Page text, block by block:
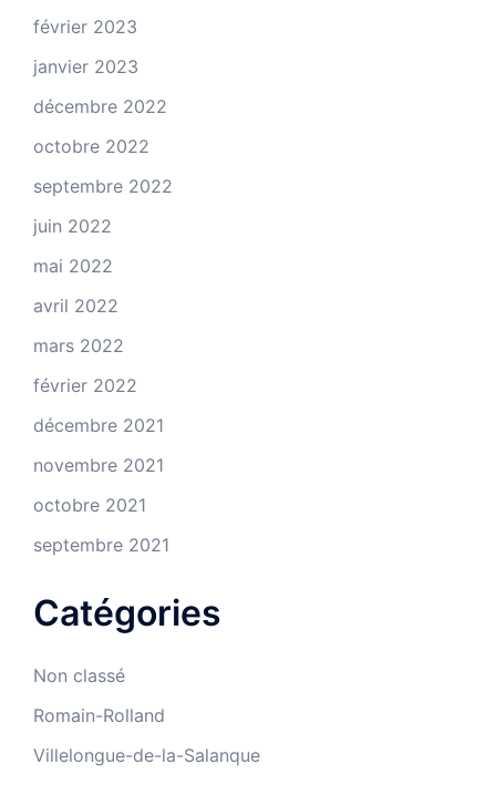
février 2023
janvier 2023
décembre 2022
octobre 2022
septembre 2022
juin 2022
mai 2022
avril 2022
mars 2022
février 2022
décembre 2021
novembre 2021
octobre 2021
septembre 2021
Catégories
Non classé
Romain-Rolland
Villelongue-de-la-Salanque